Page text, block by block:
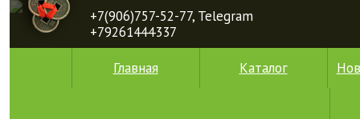
+7(906)757-52-77, Telegram
+79261444337
Главная Каталог